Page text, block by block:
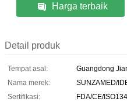
Harga terbaik
Detail produk
Tempat asal:
Guangdong
Nama merek:
SUNZAMED/
Sertifikasi:
FDA/CE/